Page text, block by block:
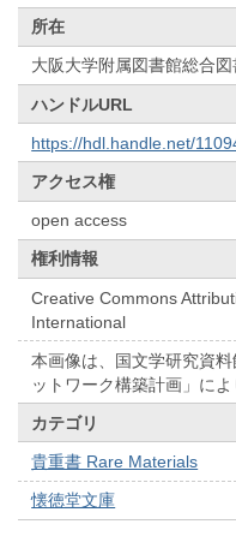
所在
大阪大学附属図書館総合
ハンドルURL
https://hdl.handle.net/
アクセス権
open access
権利情報
Creative Commons
International
本画像は、国文学研究資
ットワーク構築計画」によ
カテゴリ
貴重書 Rare Materials
懐徳堂文庫